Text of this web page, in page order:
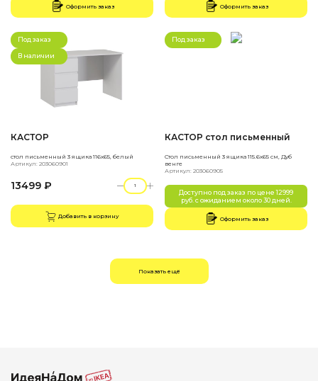
Оформить заказ Оформить заказ
Под заказ
В наличии
КАСТОР
стол письменный 3 ящика 116х65, белый
Артикул: 203060901
13499 ₽
Добавить в корзину
Под заказ
КАСТОР стол письменный
Стол письменный 3 ящика 115.6х65 см, Дуб
венге
Артикул: 203060905
Доступно под заказ по цене 12999
руб. с ожиданием около 30 дней.
Оформить заказ
Показать ещё